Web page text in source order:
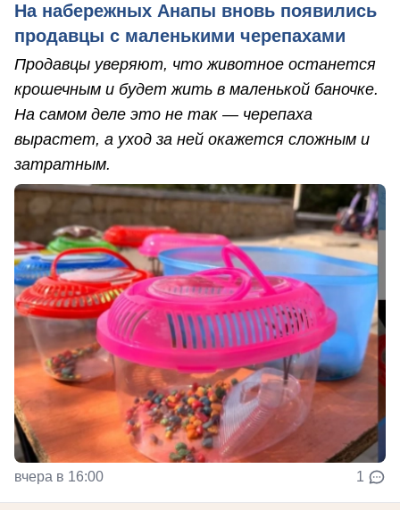
На набережных Анапы вновь появились
продавцы с маленькими черепахами
Продавцы уверяют, что животное останется
крошечным и будет жить в маленькой баночке.
На самом деле это не так — черепаха
вырастет, а уход за ней окажется сложным и
затратным.
вчера в 16:00 1